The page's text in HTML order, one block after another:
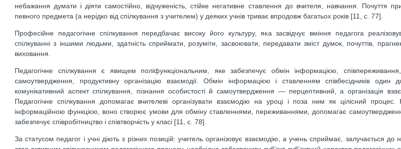
небажання думати і діяти самостійно, відчуженість, стійке негативне ставлення до вчителя, навчання. Почуття
певного предмета (а нерідко від спілкування з учителем) у деяких учнів триває впродовж багатьох років [11, с. 77].
Професійне педагогічне спілкування передбачає високу його культуру, яка засвідчує вміння педагога
спілкуванні з іншими людьми, здатність сприймати, розуміти, засвоювати, передавати зміст думок, почуттів,
виховання.
Педагогічне спілкування є явищем поліфункціональним, яке забезпечує обмін інформацією, співпереживання,
самоутвердження, продуктивну організацію взаємодії. Обмін інформацією і ставленням співбесідників один
комунікативний аспект спілкування, пізнання особистості й самоутвердження — перцептивний, а організація
Педагогічне спілкування допомагає вчителеві організувати взаємодію на уроці і поза ним як цілісний
інформаційною функцією, воно створює умови для обміну ставленнями, переживаннями, допомагає
забезпечує співробітництво і співтворчість у класі [11, с. 78].
За статусом педагог і учні діють з різних позицій: учитель організовує взаємодію, а учень сприймає, залучається